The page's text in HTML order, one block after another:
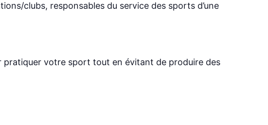
clubs, responsables du service des sports d’une
pratiquer votre sport tout en évitant de produire des